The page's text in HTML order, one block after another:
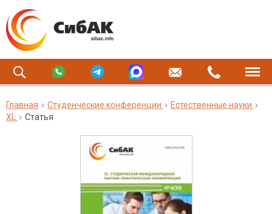
Главная Студенческие конференции
Естественные науки
XL
Статья